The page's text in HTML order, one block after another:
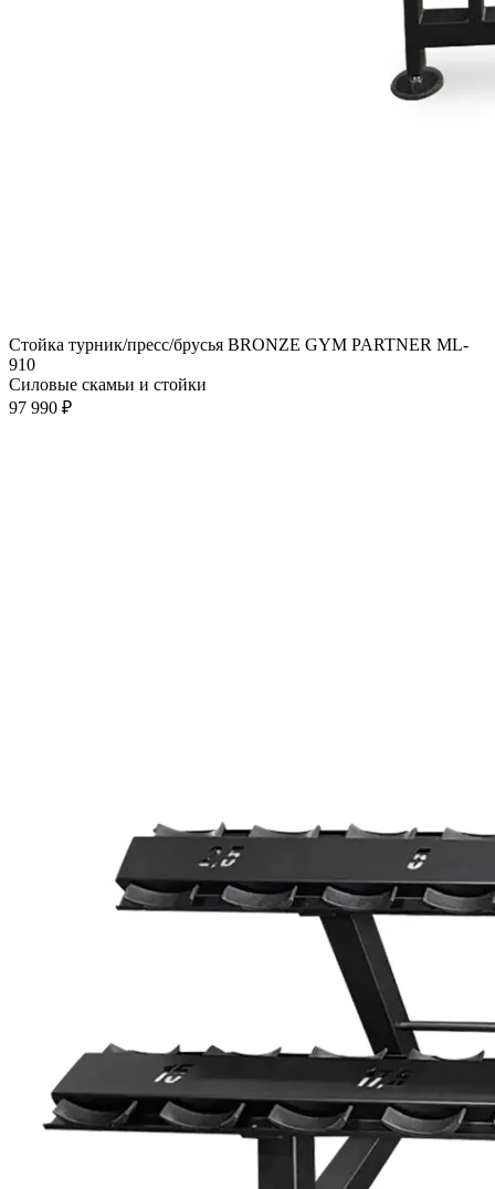
Стойка турник/пресс/брусья BRONZE GYM PARTNER ML-
910
Силовые скамьи и стойки
97 990 ₽